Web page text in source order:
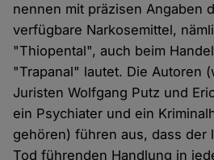
nennen mit präzisen Angaben
verfügbare Narkosemittel,
"Thiopental", auch beim
"Trapanal" lautet. Die Autoren
Juristen Wolfgang Putz und
ein Psychiater und ein
gehören) führen aus, dass der
Tod führenden Handlung in